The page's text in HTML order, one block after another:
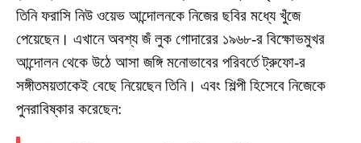
তিনি ফরাসি নিউ ওয়েভ আন্দোলনকে নিজের ছবির মধ্যে খুঁজে
পেয়েছেন। এখানে অবশ্য জঁ লুক গোদারের ১৯৬৮-র বিক্ষোভমুখর
আন্দোলন থেকে উঠে আসা জঙ্গি মনোভাবের পরিবর্তে ট্রুফো-র
সঙ্গীতময়তাকেই বেছে নিয়েছেন তিনি। এবং শিল্পী হিসেবে নিজেকে
পুনরাবিষ্কার করেছেন: